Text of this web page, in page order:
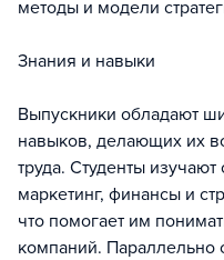
методы и модели
Знания и навыки
Выпускники обладают
навыков, делающих их
труда. Студенты
маркетинг, финансы и
что помогает им
компаний. Параллельно